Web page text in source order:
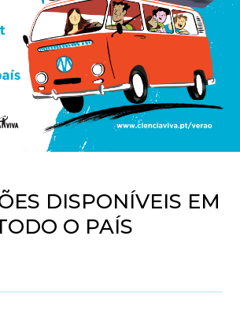
DISPONÍVEIS EM
O PAÍS